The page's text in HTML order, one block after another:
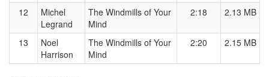
12
Michel
Legrand
The Windmills of Your
Mind
2:18 2.13 MB
13
Noel
Harrison
The Windmills of Your
Mind
2:20 2.15 MB